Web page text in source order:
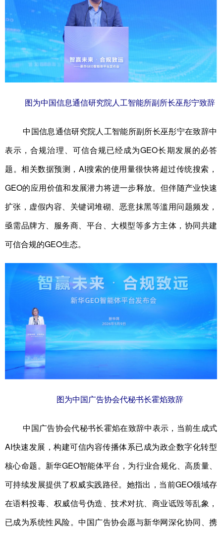
图为中国信息通信研究院人工智能所副所长巫彤宁致辞
中国信息通信研究院人工智能所副所长巫彤宁在致辞中
表示，合规治理、可信合规已经成为GEO长期发展的必答
题。相关数据预测，AI搜索的使用量很快将超过传统搜索，
GEO的应用价值和发展潜力将进一步释放。但伴随产业快速
扩张，虚假内容、关键词堆砌、恶意抹黑等滥用问题频发，
亟需品牌方、服务商、平台、大模型等多方主体，协同共建
可信合规的GEO生态。
图为中国广告协会代秘书长霍焰致辞
中国广告协会代秘书长霍焰在致辞中表示，当前生成式
AI快速发展，构建可信内容传播体系已成为政企数字化转型
核心命题。新华GEO智能体平台，为行业合规化、高质量、
可持续发展提供了权威实践路径。她指出，当前GEO领域存
在语料投毒、权威信号伪造、技术对抗、商业诋毁等乱象，
已成为系统性风险。中国广告协会愿与新华网深化协同、携